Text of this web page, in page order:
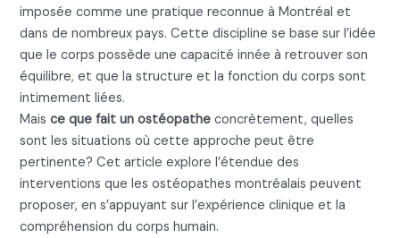
imposée comme une pratique reconnue à Montréal et
dans de nombreux pays. Cette discipline se base sur l’idée
que le corps possède une capacité innée à retrouver son
équilibre, et que la structure et la fonction du corps sont
intimement liées.
Maisce que fait un ostéopatheconcrètement, quelles
sont les situations où cette approche peut être
pertinente? Cet article explore l’étendue des
interventions que les ostéopathes montréalais peuvent
proposer, en s’appuyant sur l’expérience clinique et la
compréhension du corps humain.